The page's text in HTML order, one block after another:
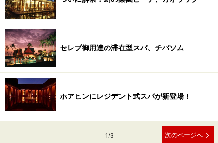
セレブ御用達の滞在型スパ、チバソム
ホアヒンにレジデント式スパが新登場！
1/3 次のページへ